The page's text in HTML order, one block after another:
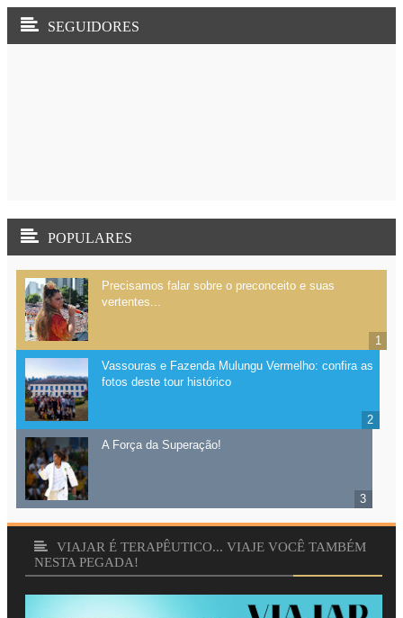
SEGUIDORES
POPULARES
Precisamos falar sobre o preconceito e suas
vertentes...
Vassouras e Fazenda Mulungu Vermelho: confira as
fotos deste tour histórico
A Força da Superação!
VIAJAR É TERAPÊUTICO... VIAJE VOCÊ TAMBÉM
NESTA PEGADA!